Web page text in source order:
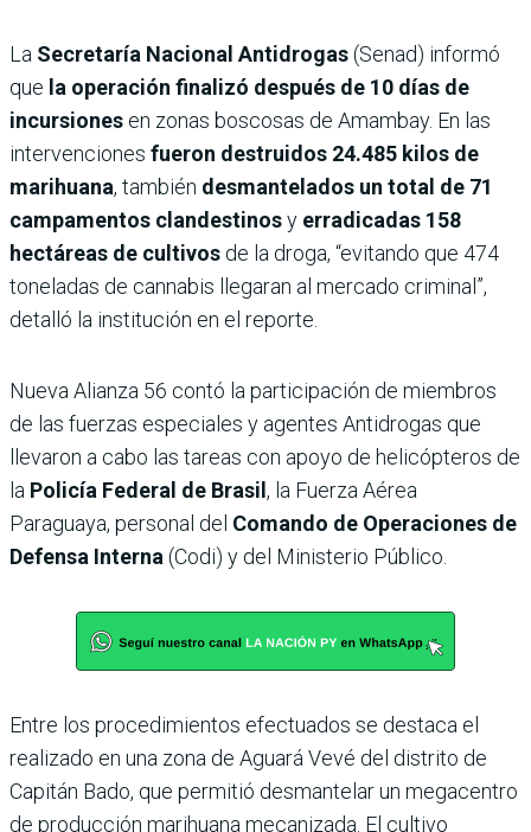
La Secretaría Nacional Antidrogas(Senad) informó
que la operación finalizó después de 10 días de
incursiones en zonas boscosas de Amambay. En las
intervenciones fueron destruidos 24.485 kilos de
marihuana, también desmantelados un total de 71
campamentos clandestinosy erradicadas 158
hectáreas de cultivos de la droga, “evitando que 474
toneladas de cannabis llegaran al mercado criminal”,
detalló la institución en el reporte.
Nueva Alianza 56 contó la participación de miembros
de las fuerzas especiales y agentes Antidrogas que
llevaron a cabo las tareas con apoyo de helicópteros de
la Policía Federal de Brasil , la Fuerza Aérea
Paraguaya, personal del Comando de Operaciones de
Defensa Interna(Codi) y del Ministerio Público.
Entre los procedimientos efectuados se destaca el
realizado en una zona de Aguará Vevé del distrito de
Capitán Bado, que permitió desmantelar un megacentro
de producción marihuana mecanizada. El cultivo